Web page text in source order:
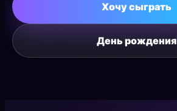
Хочу сыграть
День рождения